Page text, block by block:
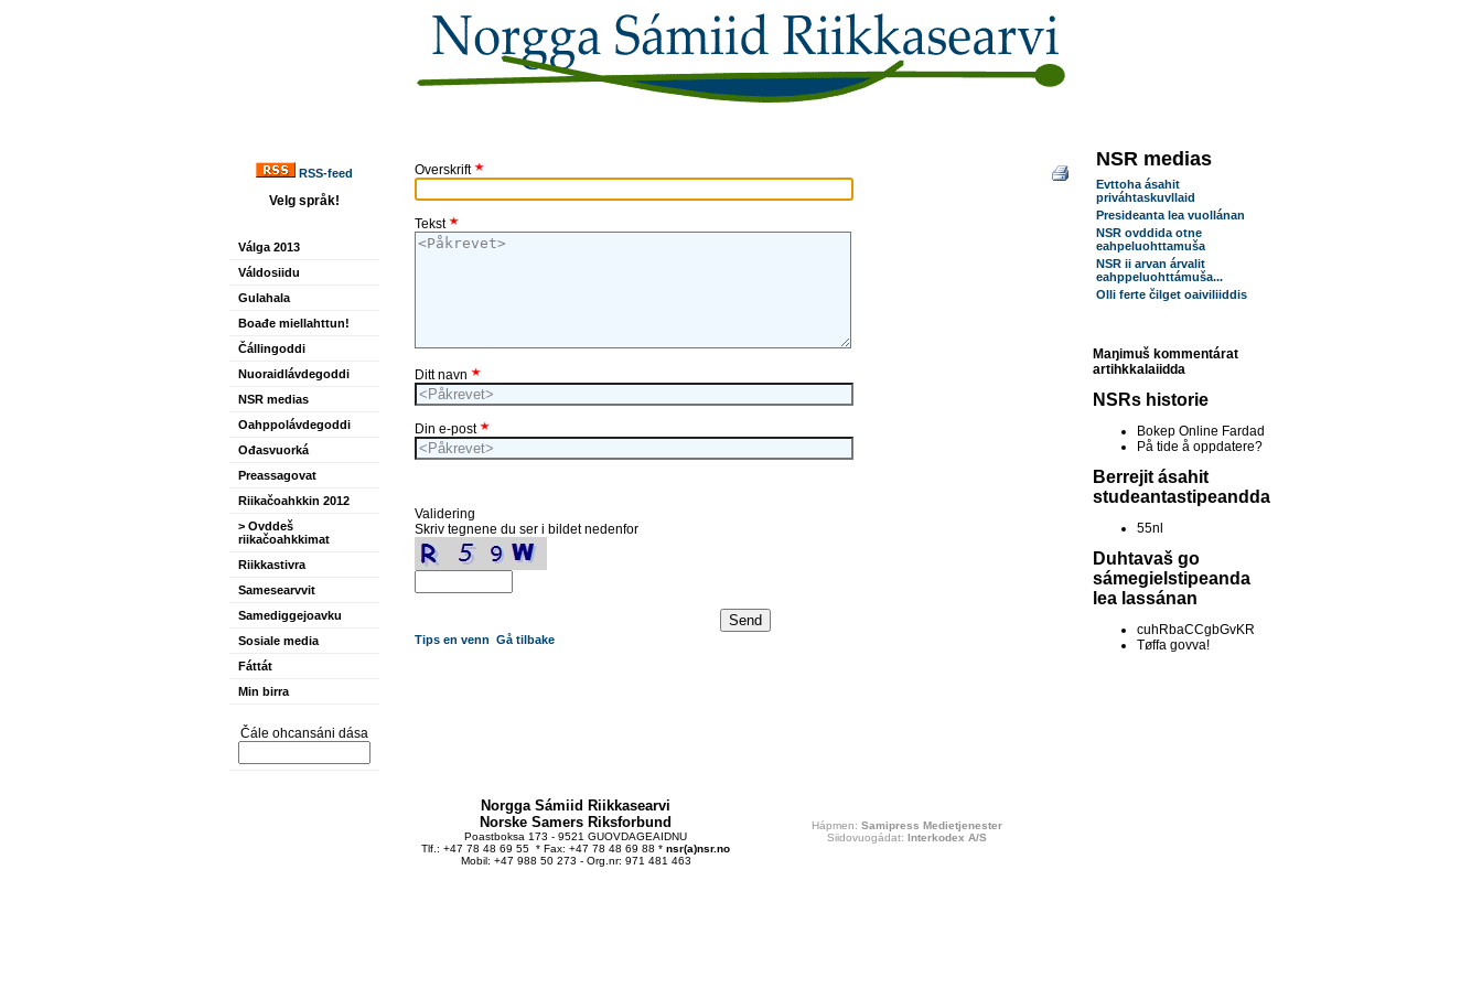
RSS-feed
Velg språk!
Válga 2013
Váldosiidu
Gulahala
Boađe miellahttun!
Čállingoddi
Nuoraidlávdegoddi
NSR medias
Oahppolávdegoddi
Ođasvuorká
Preassagovat
Riikačoahkkin 2012
> Ovddeš
riikačoahkkimat
Riikkastivra
Samesearvvit
Samediggejoavku
Sosiale media
Fáttát
Min birra
Čále ohcansáni dása
Overskrift
Tekst
Ditt navn
Din e-post
Validering
Skriv tegnene du ser i bildet nedenfor
Tips en venn Gå tilbake
NSR medias
Evttoha ásahit
priváhtaskuvllaid
Presideanta lea vuollánan
NSR ovddida otne
eahpeluohttamuša
NSR ii arvan árvalit
eahppeluohttámuša...
Olli ferte čilget oaiviliiddis
Maŋimuš kommentárat
artihkkalaiidda
NSRs historie
Bokep Online Fardad
På tide å oppdatere?
Berrejit ásahit
studeantastipeandda
55nl
Duhtavaš go
sámegielstipeanda
lea lassánan
cuhRbaCCgbGvKR
Tøffa govva!
Norgga Sámiid Riikkasearvi
Norske Samers Riksforbund
Poastboksa 173 - 9521 GUOVDAGEAIDNU
Tlf.: +47 78 48 69 55 * Fax: +47 78 48 69 88 * nsr(a)nsr.no
Mobil: +47 988 50 273 - Org.nr: 971 481 463
Hápmen: Samipress Medietjenester
Siidovuogádat: Interkodex A/S